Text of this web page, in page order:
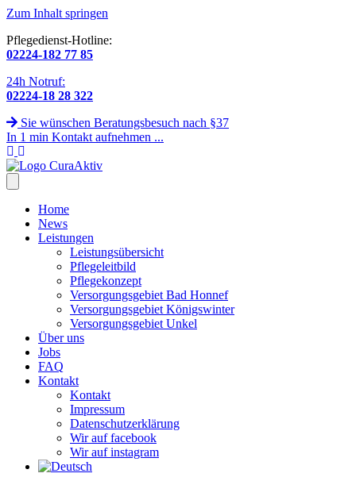
Zum Inhalt springen
Pflegedienst-Hotline:
02224-182 77 85
24h Notruf:
02224-18 28 322
Sie wünschen Beratungsbesuch nach §37
In 1 min Kontakt aufnehmen ...
Home
News
Leistungen
Leistungsübersicht
Pflegeleitbild
Pflegekonzept
Versorgungsgebiet Bad Honnef
Versorgungsgebiet Königswinter
Versorgungsgebiet Unkel
Über uns
Jobs
FAQ
Kontakt
Kontakt
Impressum
Datenschutzerklärung
Wir auf facebook
Wir auf instagram